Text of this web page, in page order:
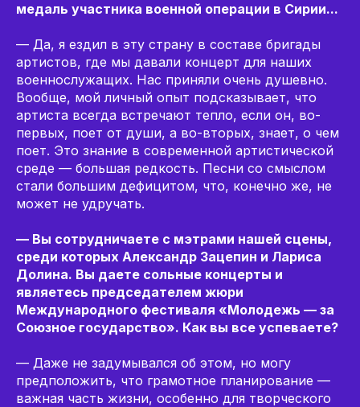
медаль участника военной операции в Сирии...
— Да, я ездил в эту страну в составе бригады
артистов, где мы давали концерт для наших
военнослужащих. Нас приняли очень душевно.
Вообще, мой личный опыт подсказывает, что
артиста всегда встречают тепло, если он, во-
первых, поет от души, а во-вторых, знает, о чем
поет. Это знание в современной артистической
среде — большая редкость. Песни со смыслом
стали большим дефицитом, что, конечно же, не
может не удручать.
— Вы сотрудничаете с мэтрами нашей сцены,
среди которых Александр Зацепин и Лариса
Долина. Вы даете сольные концерты и
являетесь председателем жюри
Международного фестиваля «Молодежь — за
Союзное государство». Как вы все успеваете?
— Даже не задумывался об этом, но могу
предположить, что грамотное планирование —
важная часть жизни, особенно для творческого